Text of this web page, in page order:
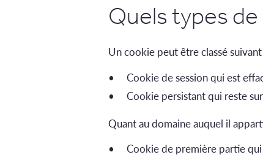
Quels types
Un cookie peut être classé
Cookie de session qui est
Cookie persistant qui reste
Quant au domaine auquel il
Cookie de première partie